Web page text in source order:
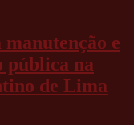
e
pública na
de Lima